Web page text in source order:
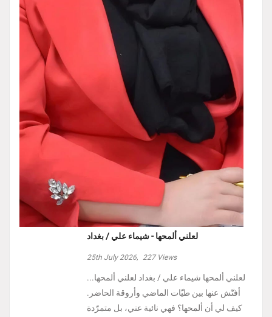
لعلني ألمحها - شيماء علي / بغداد
25th July 2026, 227Views
لعلني ألمحها شيماء علي / بغداد لعلني ألمحها...
أفتّش عنها بين طيّات الماضي وأروقة الحاضر.
كيف لي أن ألمحها؟ فهي نائية عني، بل متمرّدة